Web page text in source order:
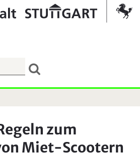
zur Navigation
umschalten
zum
Miet-Scootern